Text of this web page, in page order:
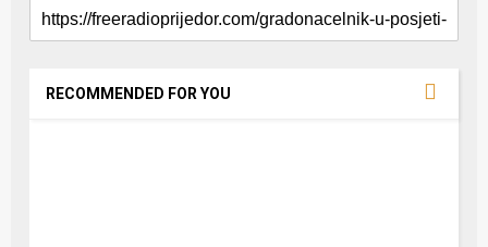
RECOMMENDED FOR YOU